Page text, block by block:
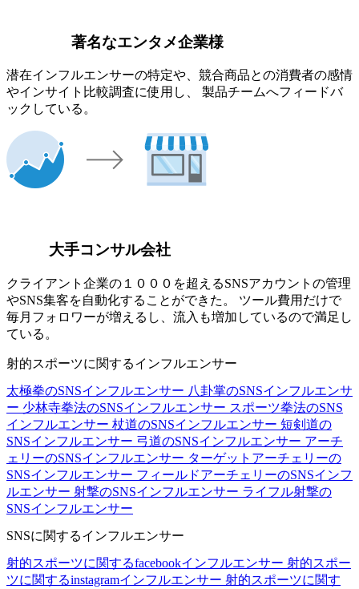
著名なエンタメ企業様
潜在インフルエンサーの特定や、競合商品との消費者の感情
やインサイト比較調査に使用し、 製品チームへフィードバ
ックしている。
大手コンサル会社
クライアント企業の１０００を超えるSNSアカウントの管理
やSNS集客を自動化することができた。 ツール費用だけで
毎月フォロワーが増えるし、流入も増加しているので満足し
ている。
射的スポーツに関するインフルエンサー
太極拳のSNSインフルエンサー 八卦掌のSNSインフルエンサ
ー 少林寺拳法のSNSインフルエンサー スポーツ拳法のSNS
インフルエンサー 杖道のSNSインフルエンサー 短剣道の
SNSインフルエンサー 弓道のSNSインフルエンサー アーチ
ェリーのSNSインフルエンサー ターゲットアーチェリーの
SNSインフルエンサー フィールドアーチェリーのSNSインフ
ルエンサー 射撃のSNSインフルエンサー ライフル射撃の
SNSインフルエンサー
SNSに関するインフルエンサー
射的スポーツに関するfacebookインフルエンサー 射的スポー
ツに関するinstagramインフルエンサー 射的スポーツに関す